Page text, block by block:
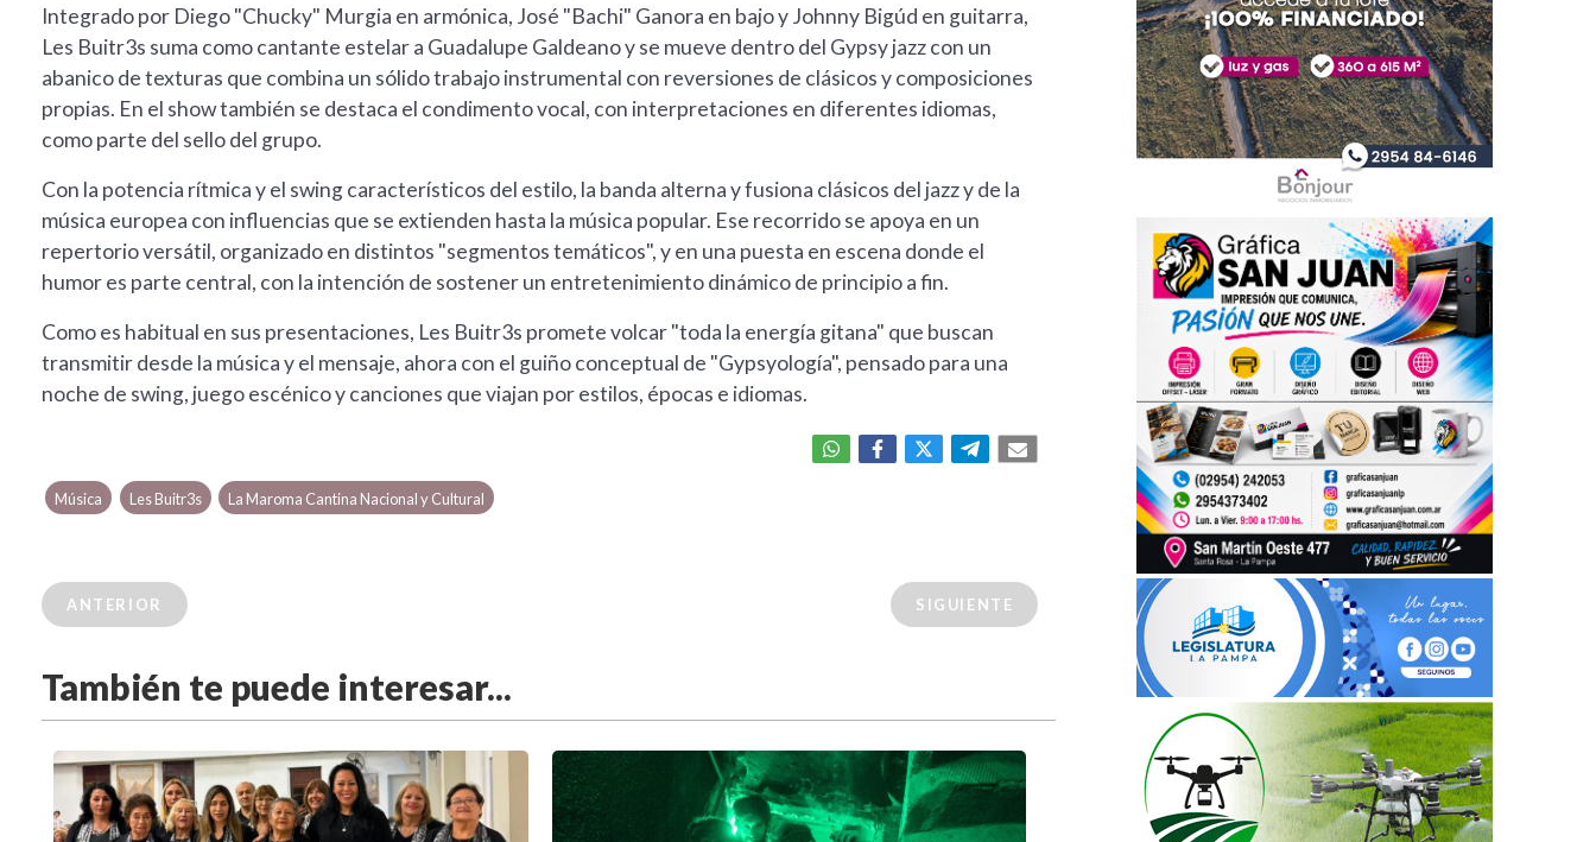
Integrado por Diego "Chucky" Murgia en armónica, José "Bachi" Ganora en bajo y Johnny Bigúd en guitarra,
Les Buitr3s suma como cantante estelar a Guadalupe Galdeano y se mueve dentro del Gypsy jazz con un
abanico de texturas que combina un sólido trabajo instrumental con reversiones de clásicos y composiciones
propias. En el show también se destaca el condimento vocal, con interpretaciones en diferentes idiomas,
como parte del sello del grupo.
Con la potencia rítmica y el swing característicos del estilo, la banda alterna y fusiona clásicos del jazz y de la
música europea con influencias que se extienden hasta la música popular. Ese recorrido se apoya en un
repertorio versátil, organizado en distintos "segmentos temáticos", y en una puesta en escena donde el
humor es parte central, con la intención de sostener un entretenimiento dinámico de principio a fin.
Como es habitual en sus presentaciones, Les Buitr3s promete volcar "toda la energía gitana" que buscan
transmitir desde la música y el mensaje, ahora con el guiño conceptual de "Gypsyología", pensado para una
noche de swing, juego escénico y canciones que viajan por estilos, épocas e idiomas.
Música Les Buitr3s La Maroma Cantina Nacional y Cultural
ANTERIOR SIGUIENTE
También te puede interesar...